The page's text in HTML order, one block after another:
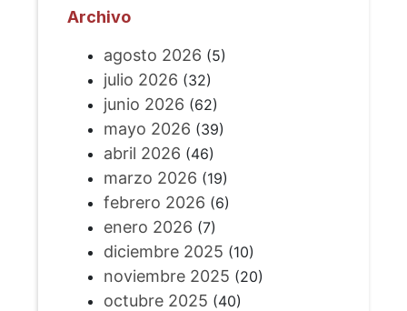
Archivo
agosto 2026 (5)
julio 2026 (32)
junio 2026 (62)
mayo 2026 (39)
abril 2026 (46)
marzo 2026 (19)
febrero 2026 (6)
enero 2026 (7)
diciembre 2025 (10)
noviembre 2025 (20)
octubre 2025 (40)